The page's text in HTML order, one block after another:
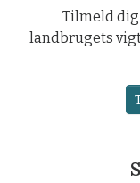
Tilmeld dig
landbrugets